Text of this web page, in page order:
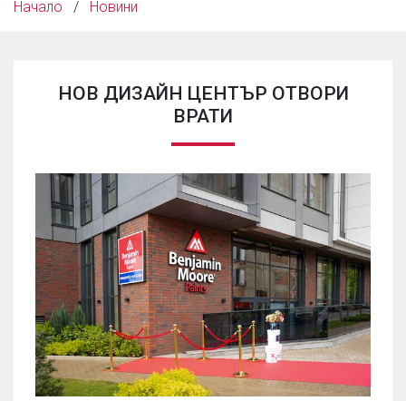
Начало / Новини
НОВ ДИЗАЙН ЦЕНТЪР ОТВОРИ
ВРАТИ